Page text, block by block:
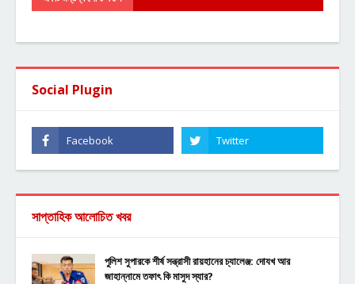
Social Plugin
সাপ্তাহিক আলোচিত খবর
পুলিশ সুপারকে শীর্ষ সন্ত্রাসী রায়হানের চ্যালেঞ্জ: দোযখ আর
জাহান্নামে তফাৎ কি মাসুদ স্যার?